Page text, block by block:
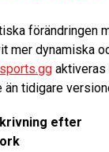
förändringen
mer dynamiska
aktiveras
än tidigare
efter